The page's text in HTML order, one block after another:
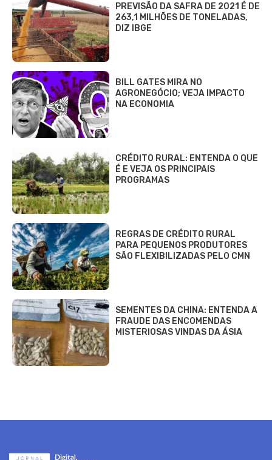
PREVISÃO DA SAFRA DE 2021 É DE
263,1 MILHÕES DE TONELADAS,
DIZ IBGE
BILL GATES MIRA NO
AGRONEGÓCIO; VEJA IMPACTO
NA ECONOMIA
CRÉDITO RURAL: ENTENDA O QUE
É E VEJA OS PRINCIPAIS
PROGRAMAS
REGRAS DE CRÉDITO RURAL
PARA PEQUENOS PRODUTORES
SÃO FLEXIBILIZADAS PELO CMN
SEMENTES DA CHINA: ENTENDA A
FRAUDE DAS ENCOMENDAS
MISTERIOSAS VINDAS DA ÁSIA